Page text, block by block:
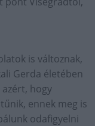
is változnak,
Gerda életében
hogy
ennek meg is
odafigyelni